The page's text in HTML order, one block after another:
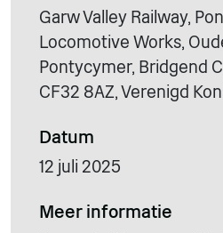
Garw Valley Railway,
Locomotive Works,
Pontycymer, Bridgend
CF32 8AZ, Verenigd
Datum
12 juli 2025
Meer informatie